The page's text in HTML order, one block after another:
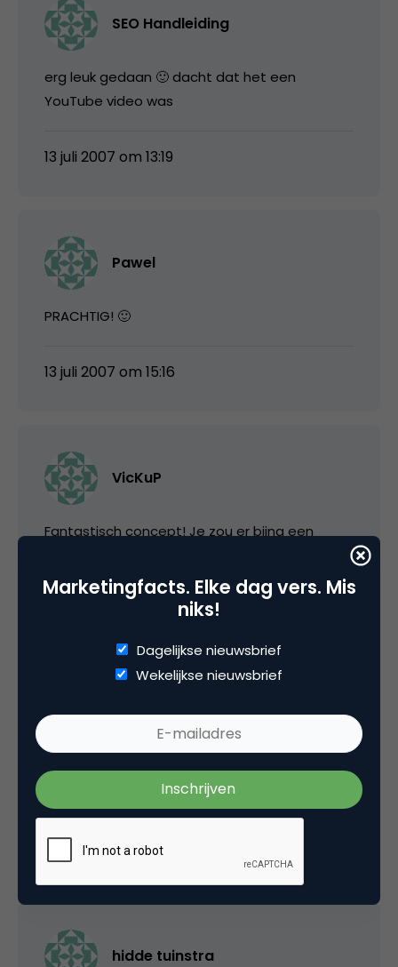
SEO Handleiding
erg leuk gedaan 🙂 dacht dat het een
YouTube video was
13 juli 2007 om 13:19
Pawel
PRACHTIG! 🙂
13 juli 2007 om 15:16
VicKuP
Fantastisch concept! Je zou er bijna een
13 juli 2007 om 15:48
Peter Davelaar
Super, altijd mooi wanneer elementen worden
13 juli 2007 om 18:15
hidde tuinstra
Marketingfacts. Elke dag vers. Mis
niks!
Dagelijkse nieuwsbrief
Wekelijkse nieuwsbrief